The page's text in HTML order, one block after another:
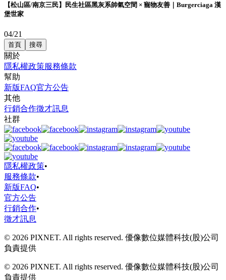
【松山區/南京三民】民生社區黑灰系帥氣空間 × 寵物友善｜Burgerciaga 漢
堡世家
04/21
首頁 搜尋
關於
隱私權政策服務條款
幫助
新版FAQ官方公告
其他
行銷合作徵才訊息
社群
隱私權政策•
服務條款•
新版FAQ•
官方公告
行銷合作•
徵才訊息
© 2026 PIXNET. All rights reserved. 優像數位媒體科技(股)公司
負責提供
© 2026 PIXNET. All rights reserved. 優像數位媒體科技(股)公司
負責提供